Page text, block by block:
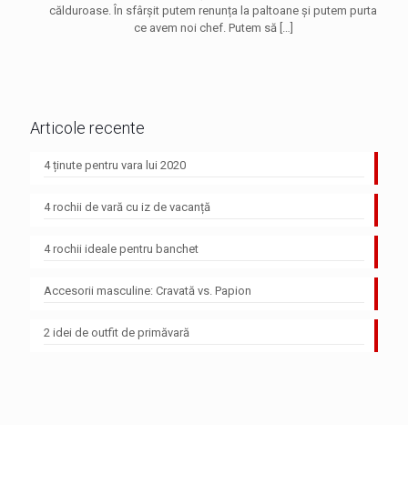
călduroase. În sfârșit putem renunța la paltoane și putem purta
ce avem noi chef. Putem să
Articole recente
4 ținute pentru vara lui 2020
4 rochii de vară cu iz de vacanță
4 rochii ideale pentru banchet
Accesorii masculine: Cravată vs. Papion
2 idei de outfit de primăvară